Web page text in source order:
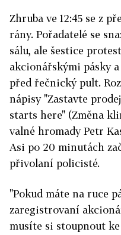
Zhruba ve 12:45 se z
rány. Pořadatelé se
sálu, ale šestice
akcionářskými pásky
před řečnický pult.
nápisy "Zastavte
starts here" (Změna
valné hromady Petr
Asi po 20 minutách
přivolaní policisté.
"Pokud máte na ruce
zaregistrovaní
musíte si stoupnout ke